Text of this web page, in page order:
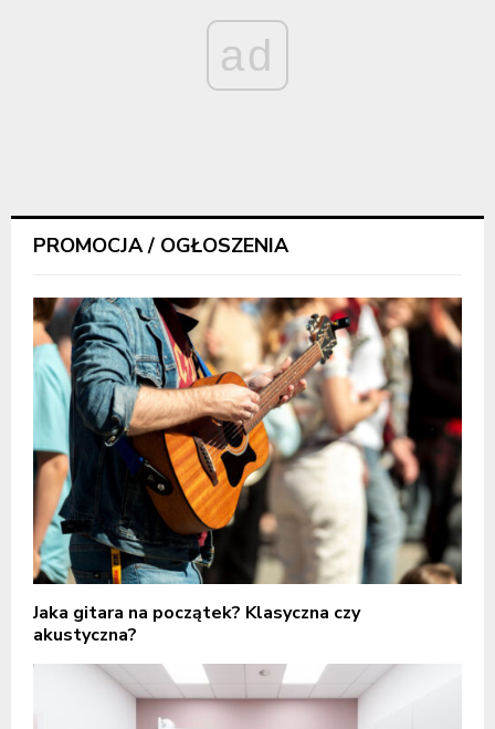
ad
PROMOCJA / OGŁOSZENIA
Jaka gitara na początek? Klasyczna czy
akustyczna?